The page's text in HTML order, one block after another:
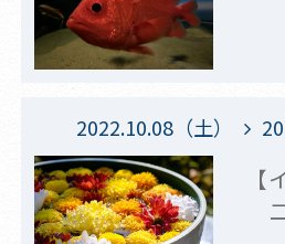
2022.10.08（土）